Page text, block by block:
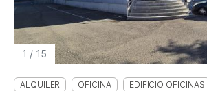
1 / 15
ALQUILER OFICINA EDIFICIO OFICINAS